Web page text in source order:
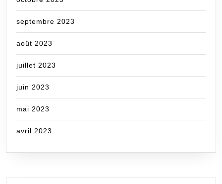
septembre 2023
août 2023
juillet 2023
juin 2023
mai 2023
avril 2023